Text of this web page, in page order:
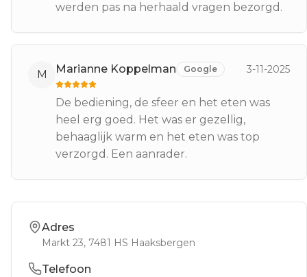
werden pas na herhaald vragen bezorgd.
M Marianne Koppelman Google 3-11-2025
De bediening, de sfeer en het eten was
heel erg goed. Het was er gezellig,
behaaglijk warm en het eten was top
verzorgd. Een aanrader.
Adres
Markt 23, 7481 HS Haaksbergen
Telefoon